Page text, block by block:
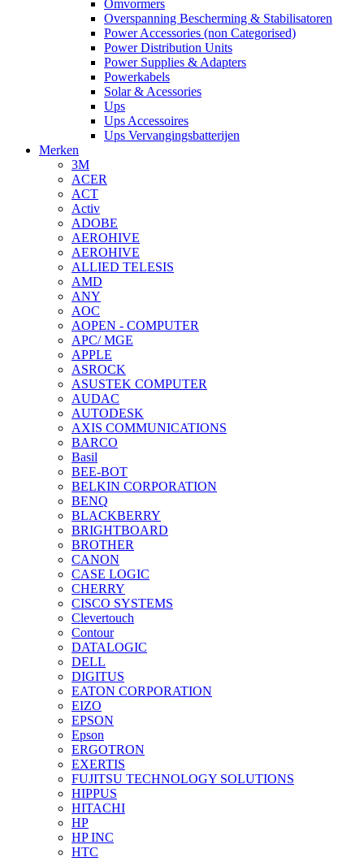
Omvormers
Overspanning Bescherming & Stabilisatoren
Power Accessories (non Categorised)
Power Distribution Units
Power Supplies & Adapters
Powerkabels
Solar & Acessories
Ups
Ups Accessoires
Ups Vervangingsbatterijen
Merken
3M
ACER
ACT
Activ
ADOBE
AEROHIVE
AEROHIVE
ALLIED TELESIS
AMD
ANY
AOC
AOPEN - COMPUTER
APC/ MGE
APPLE
ASROCK
ASUSTEK COMPUTER
AUDAC
AUTODESK
AXIS COMMUNICATIONS
BARCO
Basil
BEE-BOT
BELKIN CORPORATION
BENQ
BLACKBERRY
BRIGHTBOARD
BROTHER
CANON
CASE LOGIC
CHERRY
CISCO SYSTEMS
Clevertouch
Contour
DATALOGIC
DELL
DIGITUS
EATON CORPORATION
EIZO
EPSON
Epson
ERGOTRON
EXERTIS
FUJITSU TECHNOLOGY SOLUTIONS
HIPPUS
HITACHI
HP
HP INC
HTC